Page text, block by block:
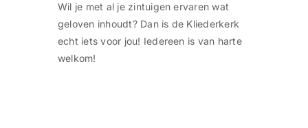
Wil je met al je zintuigen ervaren wat
geloven inhoudt? Dan is de Kliederkerk
echt iets voor jou! Iedereen is van harte
welkom!